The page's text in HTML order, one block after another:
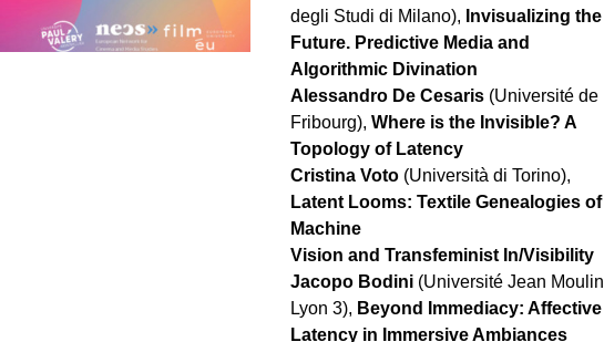
degli Studi di Milano), Invisualizing the
Future. Predictive Media and
Algorithmic Divination
Alessandro De Cesaris (Université de
Fribourg), Where is the Invisible? A
Topology of Latency
Cristina Voto
Latent Looms: Textile Genealogies of
Machine
Vision and Transfeminist In/Visibility
Jacopo Bodini (Université Jean Moulin
Lyon 3), Beyond Immediacy: Affective
Latency in Immersive Ambiances